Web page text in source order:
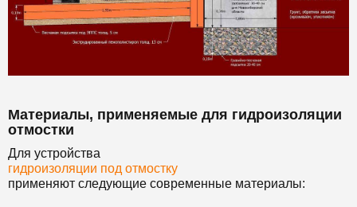
Материалы, применяемые для гидроизоляции
отмостки
Для устройства
гидроизоляции под отмостку
применяют следующие современные материалы: